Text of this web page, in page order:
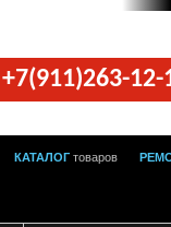
+7(911)263-
КАТАЛОГ товаров